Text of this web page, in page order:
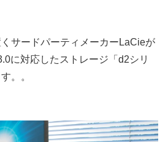
サードパーティメーカーLaCieが
に対応したストレージ「d2シリ
。。